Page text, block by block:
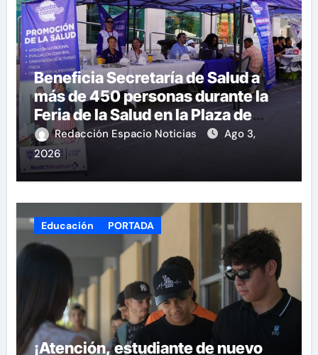
Beneficia Secretaría de Salud a
más de 450 personas durante la
Feria de la Salud en la Plaza de
Armas
Redacción Espacio Noticias
Ago 3,
2026
Educación PORTADA
¡Atención, estudiante de nuevo